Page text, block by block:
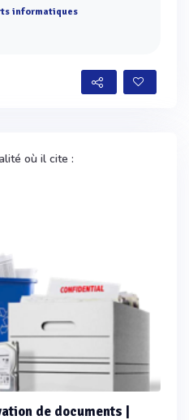
informatiques
où il cite :
de documents |